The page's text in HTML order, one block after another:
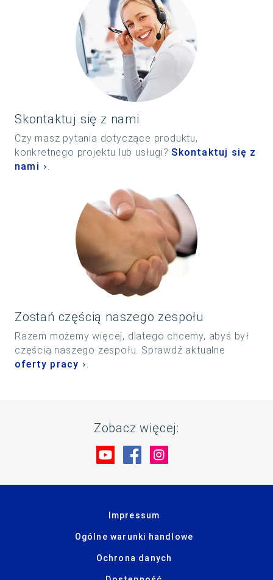
Skontaktuj się z nami
Czy masz pytania dotyczące produktu,
konkretnego projektu lub usługi? Skontaktuj się z
nami
.
Zostań częścią naszego zespołu
Razem możemy więcej, dlatego chcemy, abyś był
częścią naszego zespołu. Sprawdź aktualne
oferty pracy
.
Zobacz więcej:
Odwiedź nas na YouTube
Odwiedź nas na
Impressum
Ogólne warunki handlowe
Ochrona danych